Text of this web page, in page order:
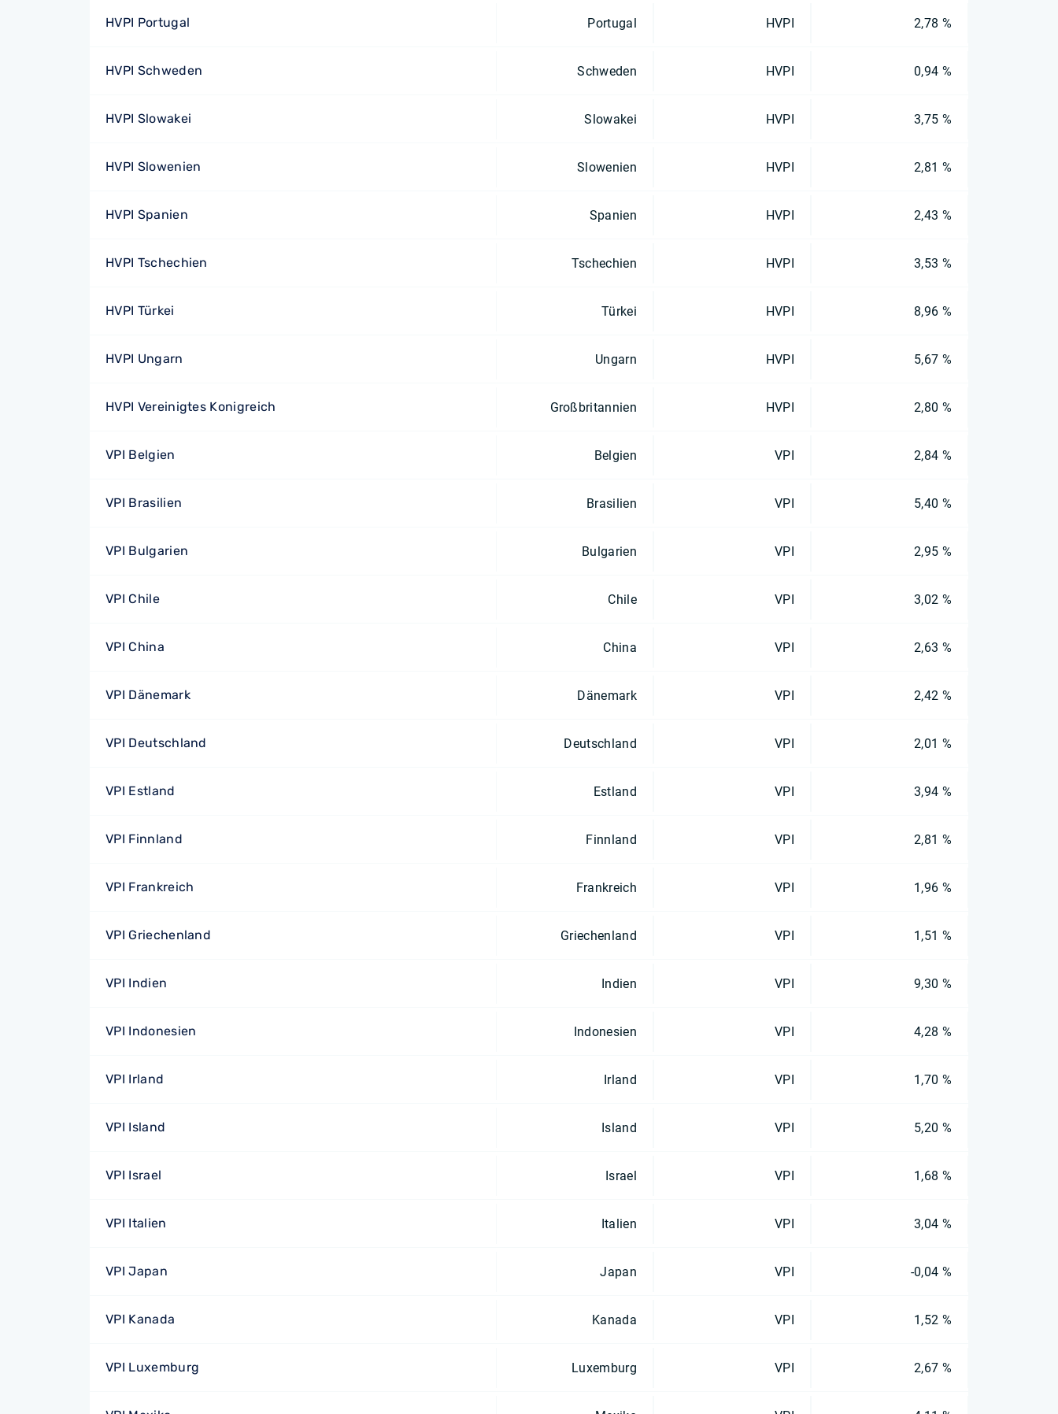
HVPI Portugal Portugal HVPI 2,78 %
HVPI Schweden Schweden HVPI 0,94 %
HVPI Slowakei Slowakei HVPI 3,75 %
HVPI Slowenien Slowenien HVPI 2,81 %
HVPI Spanien Spanien HVPI 2,43 %
HVPI Tschechien Tschechien HVPI 3,53 %
HVPI Türkei Türkei HVPI 8,96 %
HVPI Ungarn Ungarn HVPI 5,67 %
HVPI Vereinigtes Konigreich Großbritannien HVPI 2,80 %
VPI Belgien Belgien VPI 2,84 %
VPI Brasilien Brasilien VPI 5,40 %
VPI Bulgarien Bulgarien VPI 2,95 %
VPI Chile Chile VPI 3,02 %
VPI China China VPI 2,63 %
VPI Dänemark Dänemark VPI 2,42 %
VPI Deutschland Deutschland VPI 2,01 %
VPI Estland Estland VPI 3,94 %
VPI Finnland Finnland VPI 2,81 %
VPI Frankreich Frankreich VPI 1,96 %
VPI Griechenland Griechenland VPI 1,51 %
VPI Indien Indien VPI 9,30 %
VPI Indonesien Indonesien VPI 4,28 %
VPI Irland Irland VPI 1,70 %
VPI Island Island VPI 5,20 %
VPI Israel Israel VPI 1,68 %
VPI Italien Italien VPI 3,04 %
VPI Japan Japan VPI -0,04 %
VPI Kanada Kanada VPI 1,52 %
VPI Luxemburg Luxemburg VPI 2,67 %